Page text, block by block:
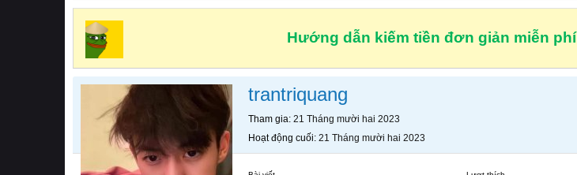
Hướng dẫn kiếm tiền đơn giản miễn phí
trantriquang
Tham gia 21 Tháng mười hai 2023
Hoạt động cuối 21 Tháng mười hai 2023